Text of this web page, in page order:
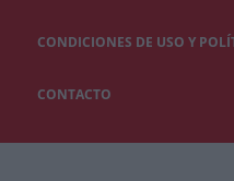
CONDICIONES DE USO Y
CONTACTO